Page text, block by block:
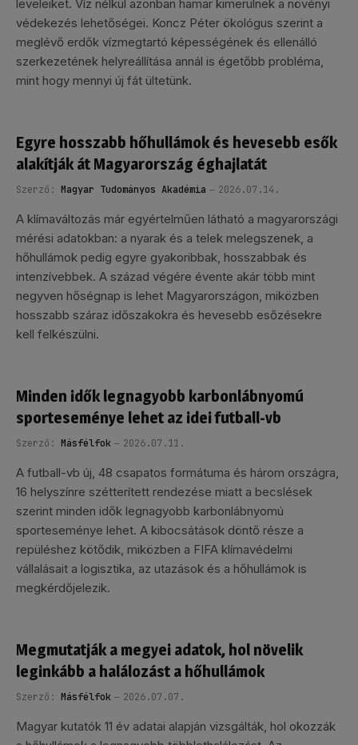
leveleiket. Víz nélkül azonban hamar kimerülnek a növényi
védekezés lehetőségei. Koncz Péter ökológus szerint a
meglévő erdők vízmegtartó képességének és ellenálló
szerkezetének helyreállítása annál is égetőbb probléma,
mint hogy mennyi új fát ültetünk.
Egyre hosszabb hőhullámok és hevesebb esők
alakítják át Magyarország éghajlatát
Szerző: Magyar Tudományos Akadémia 2026.07.14.
A klímaváltozás már egyértelműen látható a magyarországi
mérési adatokban: a nyarak és a telek melegszenek, a
hőhullámok pedig egyre gyakoribbak, hosszabbak és
intenzívebbek. A század végére évente akár több mint
negyven hőségnap is lehet Magyarországon, miközben
hosszabb száraz időszakokra és hevesebb esőzésekre
kell felkészülni.
Minden idők legnagyobb karbonlábnyomú
sporteseménye lehet az idei futball-vb
Szerző: Másfélfok 2026.07.11.
A futball-vb új, 48 csapatos formátuma és három országra,
16 helyszínre szétterített rendezése miatt a becslések
szerint minden idők legnagyobb karbonlábnyomú
sporteseménye lehet. A kibocsátások döntő része a
repüléshez kötődik, miközben a FIFA klímavédelmi
vállalásait a logisztika, az utazások és a hőhullámok is
megkérdőjelezik.
Megmutatják a megyei adatok, hol növelik
leginkább a halálozást a hőhullámok
Szerző: Másfélfok 2026.07.07.
Magyar kutatók 11 év adatai alapján vizsgálták, hol okozzák